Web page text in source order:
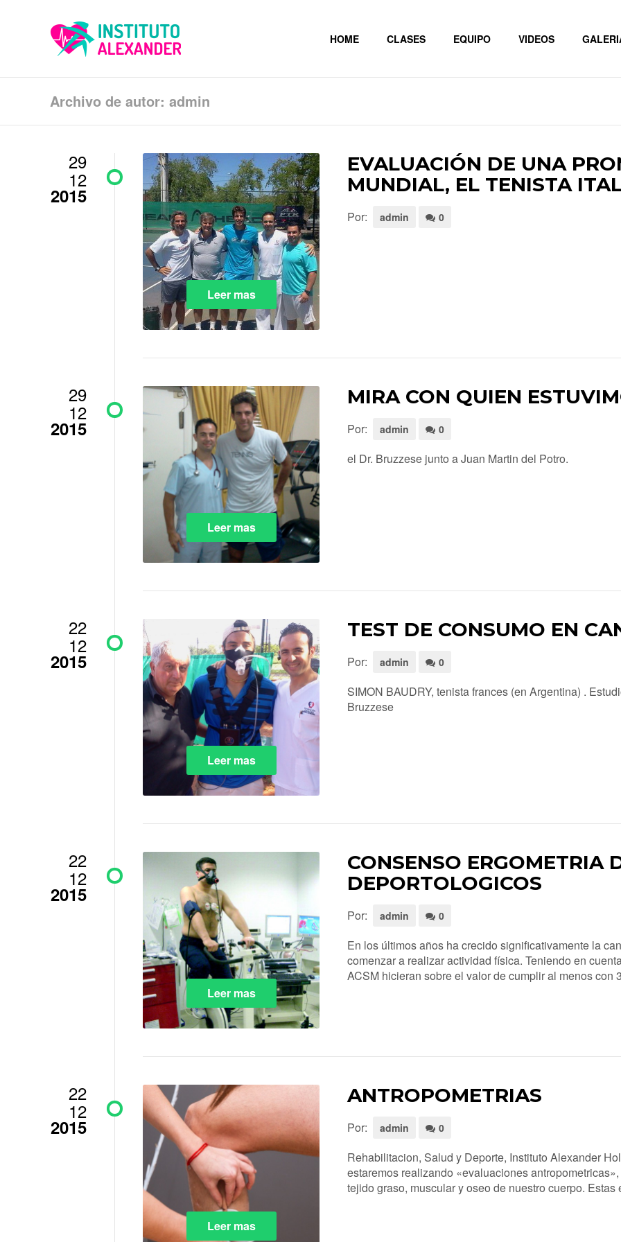
HOME CLASES EQUIPO VIDEOS
Archivo de autor: admin
Leer mas
29
12
2015
EVALUACIÓN DE UNA
MUNDIAL, EL TENISTA
Por: admin 0
Leer mas
29
12
2015
MIRA CON QUIEN
Por: admin 0
el Dr. Bruzzese junto a Juan Martin del Potro.
Leer mas
22
12
2015
TEST DE CONSUMO EN
Por: admin 0
SIMON BAUDRY, tenista frances (en Argentina) .
Bruzzese
Leer mas
22
12
2015
CONSENSO ERGOMETRIA
DEPORTOLOGICOS
Por: admin 0
En los últimos años ha crecido significativamente la
comenzar a realizar actividad física. Teniendo en
ACSM hicieran sobre el valor de cumplir al menos con
Leer mas
22
12
2015
ANTROPOMETRIAS
Por: admin 0
Rehabilitacion, Salud y Deporte, Instituto Alexander
estaremos realizando «evaluaciones
tejido graso, muscular y oseo de nuestro cuerpo.